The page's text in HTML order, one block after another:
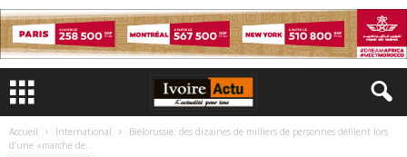
Accueil International
Biélorussie: des dizaines de milliers de personnes défilent lors
d’une «marche de...